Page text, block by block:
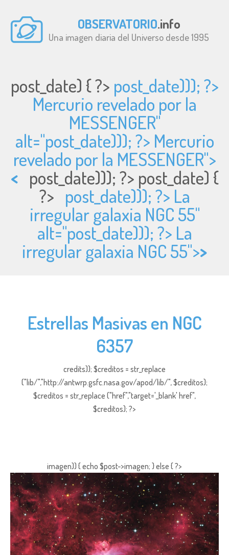
OBSERVATORIO.info
Una imagen diaria del Universo desde 1995
post_date) { ?> post_date))); ?>
Mercurio revelado por la
MESSENGER"
alt="post_date))); ?> Mercurio
revelado por la MESSENGER">
< post_date))); ?> post_date) {
?> post_date))); ?> La
irregular galaxia NGC 55"
alt="post_date))); ?> La
irregular galaxia NGC 55">>
Estrellas Masivas en NGC
6357
credits)); $creditos = str_replace
("lib/","http://antwrp.gsfc.nasa.gov/apod/lib/", $creditos);
$creditos = str_replace ("href","target='_blank' href",
$creditos); ?>
imagen)) { echo $post->imagen; } else { ?>